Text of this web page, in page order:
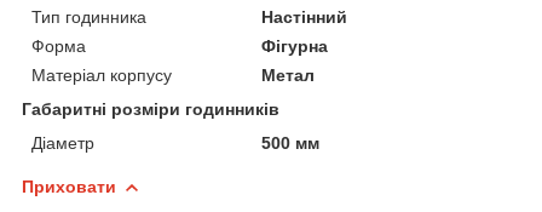
Тип годинника
Настінний
Форма
Фігурна
Матеріал корпусу
Метал
Габаритні розміри годинників
Діаметр
500 мм
Приховати